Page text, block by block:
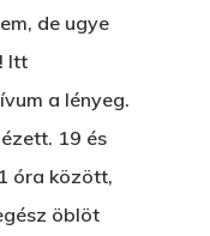
de ugye
Itt
a lényeg.
19 és
óra között,
öblöt